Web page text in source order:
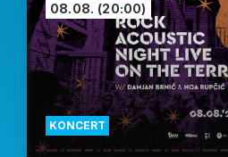
KONCERT
08.08. (20:00)